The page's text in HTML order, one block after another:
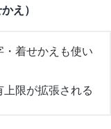
え）
着せかえも使い
限が拡張される